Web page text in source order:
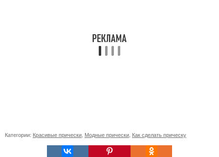
Категории: Красивые прически Модные прически Как сделать прическу